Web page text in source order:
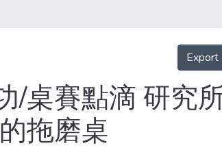
Export
/桌賽點滴 研究
拖磨桌